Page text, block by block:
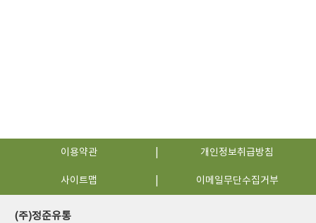
이용약관 개인정보취급방침
사이트맵 이메일무단수집거부
(주)정준유통